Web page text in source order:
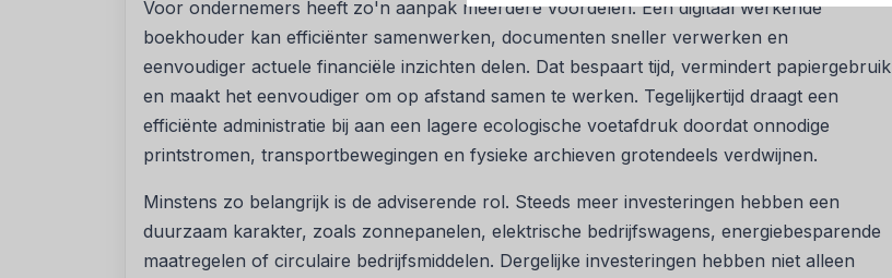
Voor ondernemers heeft zo'n aanpak meerdere voordelen. Een digitaal werkende
boekhouder kan efficiënter samenwerken, documenten sneller verwerken en
eenvoudiger actuele financiële inzichten delen. Dat bespaart tijd, vermindert papiergebruik
en maakt het eenvoudiger om op afstand samen te werken. Tegelijkertijd draagt een
efficiënte administratie bij aan een lagere ecologische voetafdruk doordat onnodige
printstromen, transportbewegingen en fysieke archieven grotendeels verdwijnen.
Minstens zo belangrijk is de adviserende rol. Steeds meer investeringen hebben een
duurzaam karakter, zoals zonnepanelen, elektrische bedrijfswagens, energiebesparende
maatregelen of circulaire bedrijfsmiddelen. Dergelijke investeringen hebben niet alleen